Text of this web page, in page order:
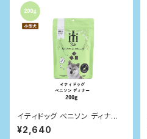
イティドッグ ベニソン ディナー
200g
¥2,640